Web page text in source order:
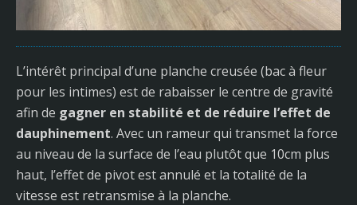
L’intérêt principal d’une planche creusée (bac à fleur
pour les intimes) est de rabaisser le centre de gravité
afin de gagner en stabilité et de réduire l’effet de
dauphinement. Avec un rameur qui transmet la force
au niveau de la surface de l’eau plutôt que 10cm plus
haut, l’effet de pivot est annulé et la totalité de la
vitesse est retransmise à la planche.